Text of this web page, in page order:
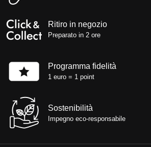
Ritiro in negozio
Preparato in 2 ore
Programma fidelità
1 euro = 1 point
Sostenibilità
Impegno eco-responsabile